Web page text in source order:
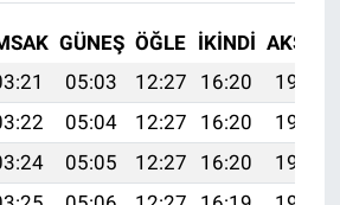
GÜNEŞ ÖĞLE İKINDI AKŞAM
05:03 12:27 16:20
19:41
05:04 12:27 16:20
19:41
05:05 12:27 16:20
19:40